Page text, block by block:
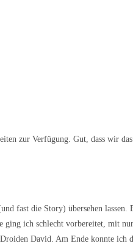
zur Verfügung. Gut, dass wir
fast die Story) übersehen
ging ich schlecht vorbereitet, mit
David. Am Ende konnte ich